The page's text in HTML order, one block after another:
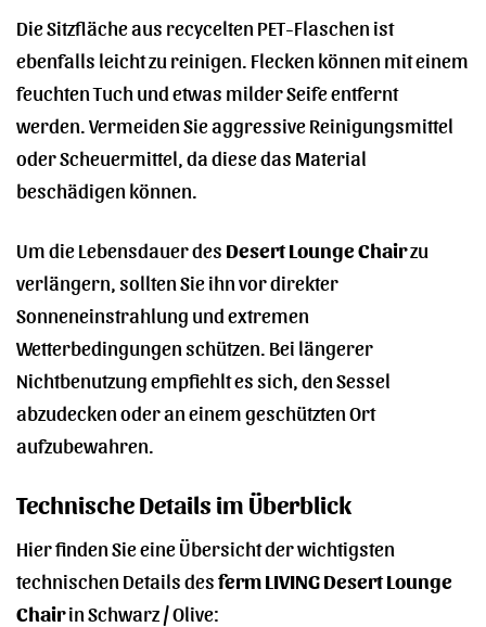
Die Sitzfläche aus recycelten PET-Flaschen ist
ebenfalls leicht zu reinigen. Flecken können mit einem
feuchten Tuch und etwas milder Seife entfernt
werden. Vermeiden Sie aggressive Reinigungsmittel
oder Scheuermittel, da diese das Material
beschädigen können.
Um die Lebensdauer des Desert Lounge Chairzu
verlängern, sollten Sie ihn vor direkter
Sonneneinstrahlung und extremen
Wetterbedingungen schützen. Bei längerer
Nichtbenutzung empfiehlt es sich, den Sessel
abzudecken oder an einem geschützten Ort
aufzubewahren.
Technische Details im Überblick
Hier finden Sie eine Übersicht der wichtigsten
technischen Details desferm LIVING Desert Lounge
Chairin Schwarz / Olive: